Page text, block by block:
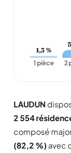
1,3 %
1 pièce
2
LAUDUN
2 554
composé
(82,2 %) avec